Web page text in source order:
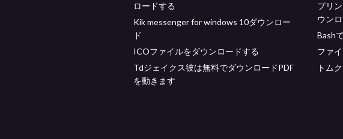
ロードする
Kik messenger for windows 10ダウンロー
ド
ICOファイルをダウンロードする
Tdジェイクス彼は無料でダウンロードPDF
を動きます
プリ
ウン
Bash
ファ
トム